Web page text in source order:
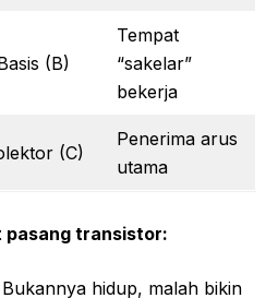
(B)
Tempat
“sakelar”
bekerja
(C)
Penerima arus
utama
pasang transistor:
hidup, malah bikin